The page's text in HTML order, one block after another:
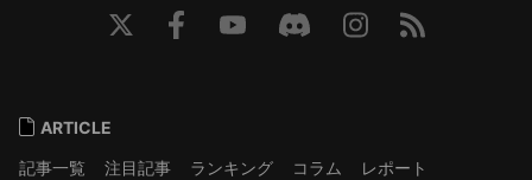
ARTICLE
記事一覧
注目記事 ランキング コラム
レポート